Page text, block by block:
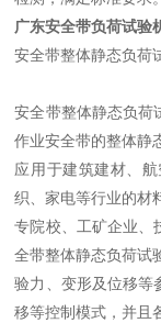
广东安全带负荷试验
安全带整体静态负荷
安全带整体静态负荷
作业安全带的整体静
应用于建筑建材、
织、家电等行业的材
专院校、工矿企业、
全带整体静态负荷试
验力、变形及位移等
移等控制模式，并且